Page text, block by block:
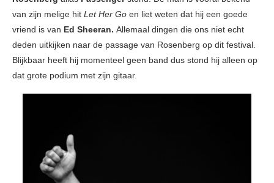
van zijn melige hit Let Her Go en liet weten dat hij een goede
vriend is van Ed Sheeran. Allemaal dingen die ons niet echt
deden uitkijken naar de passage van Rosenberg op dit festival.
Blijkbaar heeft hij momenteel geen band dus stond hij alleen op
dat grote podium met zijn gitaar.